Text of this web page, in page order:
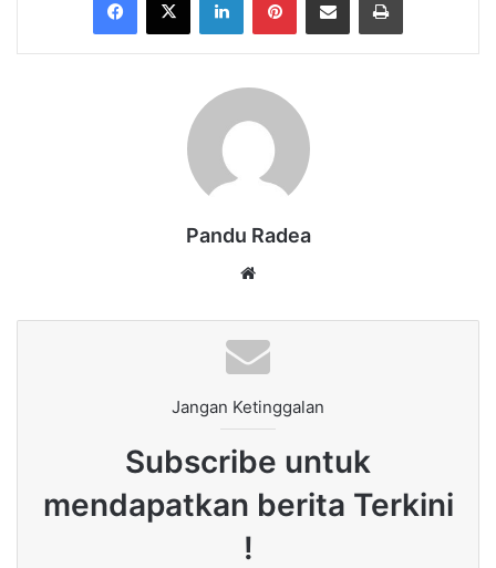
Pandu Radea
Jangan Ketinggalan
Subscribe untuk
mendapatkan berita Terkini
!